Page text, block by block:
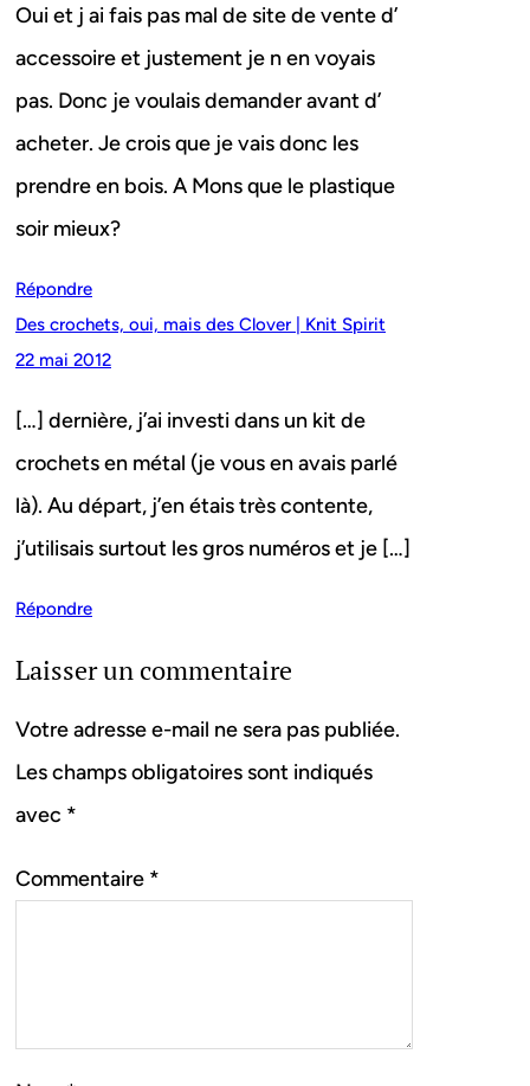
Oui et j ai fais pas mal de site de vente d’
accessoire et justement je n en voyais
pas. Donc je voulais demander avant d’
acheter. Je crois que je vais donc les
prendre en bois. A Mons que le plastique
soir mieux?
Répondre
Des crochets, oui, mais des Clover | Knit Spirit
22 mai 2012
[…] dernière, j’ai investi dans un kit de
crochets en métal (je vous en avais parlé
là). Au départ, j’en étais très contente,
j’utilisais surtout les gros numéros et je […]
Répondre
Laisser un commentaire
Votre adresse e-mail ne sera pas publiée.
Les champs obligatoires sont indiqués
avec *
Commentaire *